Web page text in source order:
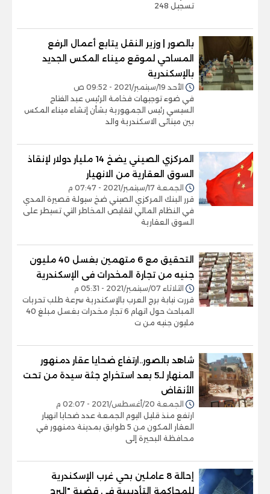
تسجيل 248
بالصور | وزير النقل يتابع أعمال الرفع
المساحي لموقع ميناء المكس الجديد
بالإسكندرية
الأحد 19/سبتمبر/2021 - 09:52 ص
في ضوء توجيهات فخامة الرئيس عبد الفتاح
السيسي رئيس الجمهورية بشأن إنشاء ميناء المكس
بين مينائى الاسكندرية والد
المركزي الصيني يضخ 14 مليار دولار لإنقاذ
السوق العقارية من الانهيار
الجمعة 17/سبتمبر/2021 - 07:47 م
قرر البنك المركزي الصيني ضخ سيولة قصيرة المدي
في النظام المالي لتقليص المخاطر التي تسيطر على
السوق العقارية
التحقيق مع 6 متهمين بغسل 40 مليون
جنيه من تجارة المخدرات فى الإسكندرية
الثلاثاء 07/سبتمبر/2021 - 05:31 م
قررت نيابة برج العرب بالإسكندرية سرعة طلب تحريات
المباحث حول اتهام 6 تجار مخدرات بغسل مبلغ 40
مليون جنيه من ت
شاهد بالصور..ارتفاع ضحايا عقار دمنهور
المنهار لـ5 بعد استخراج جثة سيدة من تحت
الأنقاض
الجمعة 20/أغسطس/2021 - 02:07 م
ارتفع منذ قليل اليوم الجمعة عدد ضحايا انهيار
العقار المكون من 5 طوابق بمدينة دمنهور في
محافظة البحيرة إلى
إحالة 8 عاملين بحي غرب الإسكندرية
للمحاكمة التأديبية في قضية "البرج